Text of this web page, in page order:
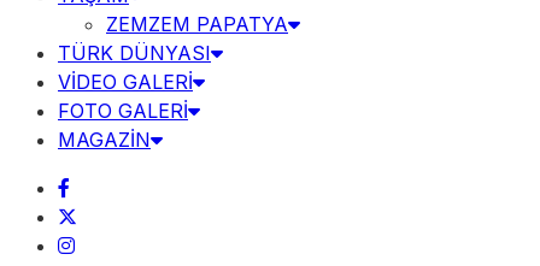
ZEMZEM PAPATYA
TÜRK DÜNYASI
VİDEO GALERİ
FOTO GALERİ
MAGAZİN